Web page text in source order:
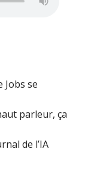
Jobs se
parleur, ça
de l’IA